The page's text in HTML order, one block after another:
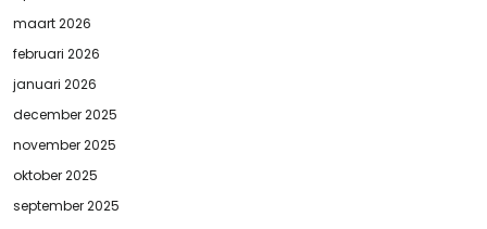
maart 2026
februari 2026
januari 2026
december 2025
november 2025
oktober 2025
september 2025